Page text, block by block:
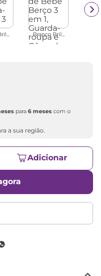
Branco Bril...
para6 meses com o
a sua região.
Adicionar